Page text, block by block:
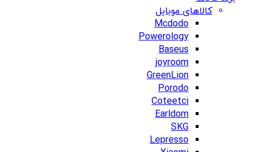
کالاهای موبایل
Mcdodo
Powerology
Baseus
joyroom
GreenLion
Porodo
Coteetci
Earldom
SKG
Lepresso